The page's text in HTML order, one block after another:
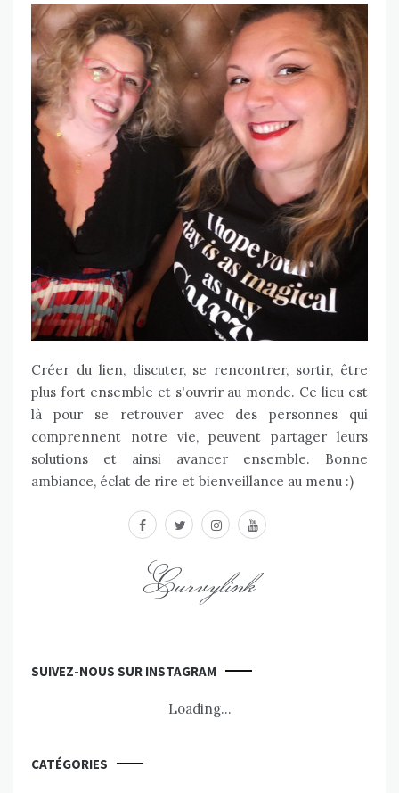
Créer du lien, discuter, se rencontrer, sortir, être
plus fort ensemble et s'ouvrir au monde. Ce lieu est
là pour se retrouver avec des personnes qui
comprennent notre vie, peuvent partager leurs
solutions et ainsi avancer ensemble. Bonne
ambiance, éclat de rire et bienveillance au menu :)
facebooktwitterinstagram
youtube
Curvylink
SUIVEZ-NOUS SUR INSTAGRAM
Loading...
CATÉGORIES